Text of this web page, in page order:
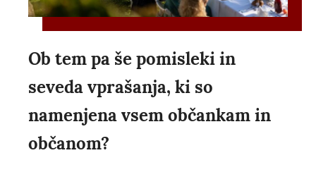
Ob tem pa še pomisleki in
seveda vprašanja, ki so
namenjena vsem občankam in
občanom?